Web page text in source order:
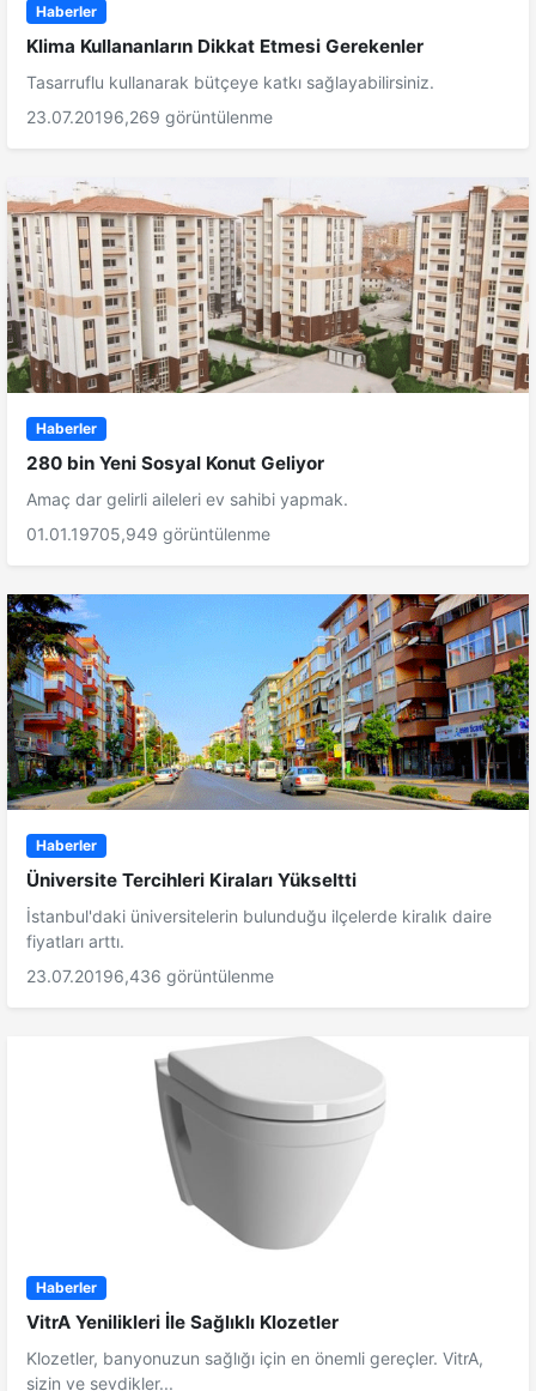
Haberler
Klima Kullananların Dikkat Etmesi Gerekenler
Tasarruflu kullanarak bütçeye katkı sağlayabilirsiniz.
23.07.20196,269 görüntülenme
Haberler
280 bin Yeni Sosyal Konut Geliyor
Amaç dar gelirli aileleri ev sahibi yapmak.
01.01.19705,949 görüntülenme
Haberler
Üniversite Tercihleri Kiraları Yükseltti
İstanbul'daki üniversitelerin bulunduğu ilçelerde kiralık daire
fiyatları arttı.
23.07.20196,436 görüntülenme
Haberler
VitrA Yenilikleri İle Sağlıklı Klozetler
Klozetler, banyonuzun sağlığı için en önemli gereçler. VitrA,
sizin ve sevdikler...